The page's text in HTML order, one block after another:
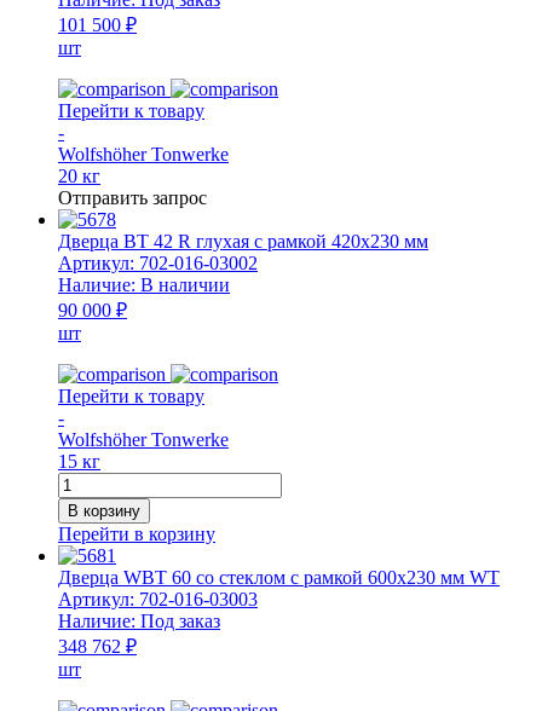
101 500 ₽
шт
Перейти к товару
-
Wolfshöher Tonwerke
20 кг
Отправить запрос
Дверца ВТ 42 R глухая с рамкой 420х230 мм
Артикул: 702-016-03002
Наличие: В наличии
90 000 ₽
шт
Перейти к товару
-
Wolfshöher Tonwerke
15 кг
Количество
товара
Дверца
ВТ
42
R
глухая
с
рамкой
420х230
мм
В корзину
Перейти в корзину
Дверца WВТ 60 со стеклом с рамкой 600х230 мм WT
Артикул: 702-016-03003
Наличие: Под заказ
348 762 ₽
шт